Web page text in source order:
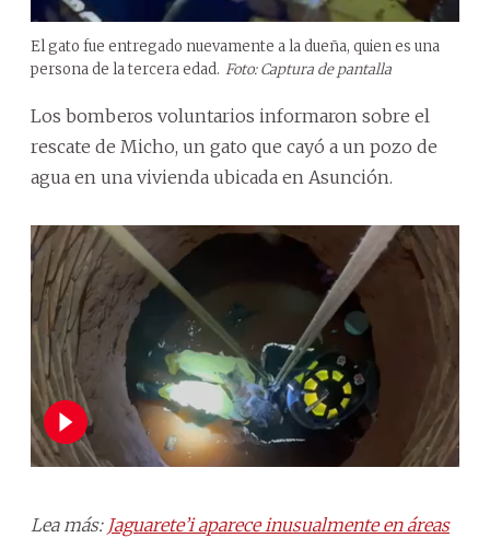
El gato fue entregado nuevamente a la dueña, quien es una
persona de la tercera edad. Foto: Captura de pantalla
Los bomberos voluntarios informaron sobre el
rescate de Micho, un gato que cayó a un pozo de
agua en una vivienda ubicada en Asunción.
Lea más: Jaguarete’i aparece inusualmente en áreas